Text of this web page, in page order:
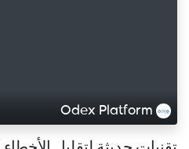
Odex Platform